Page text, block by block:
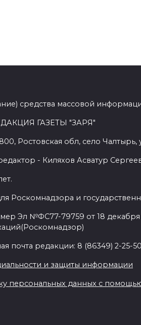
средства массовой
ГАЗЕТЫ "ЗАРЯ"
Ростовская обл, село Чалтырь,
- Киляхов Асватур
Роскомнадзора и
Эл №ФС77-79759 от 18
почта редакции: 8 (86349) 2-25-
и защиты информации
персональных данных с